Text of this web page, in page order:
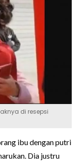
di resepsi
ibu dengan putri
Dia justru